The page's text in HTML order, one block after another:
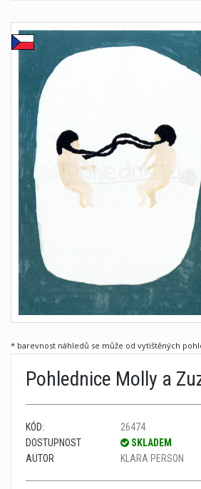
* barevnost náhledů se může od vytištěných
Pohlednice Molly a
KÓD:
26474
DOSTUPNOST
SKLADEM
AUTOR
KLARA PERSON